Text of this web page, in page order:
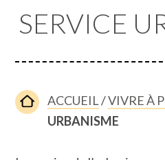
SERVICE
ACCUEIL/VIVRE À
URBANISME